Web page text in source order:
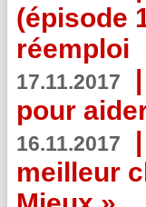
(épisode
réemploi
17.11.2017 |
pour
16.11.2017 |
meilleur